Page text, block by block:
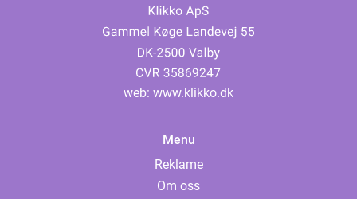
web: www.klikko.dk
Menu
Reklame
Om oss